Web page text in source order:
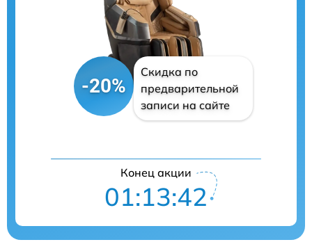
-20%
Скидка по
предварительной
записи на сайте
Конец акции
01:13:41